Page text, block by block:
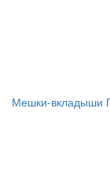
Мешки-вкладыши